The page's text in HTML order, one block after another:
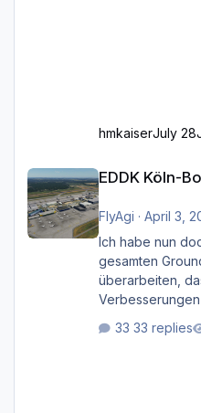
hmkaiserJuly 28
EDDK Köln-
FlyAgi · April 3,
Ich habe nun
gesamten
überarbeiten,
33 replies